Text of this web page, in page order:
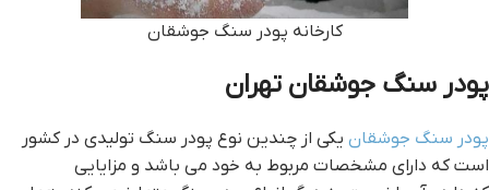
کارخانه پودر سنگ جوشقان
پودر سنگ جوشقان تهران
پودر سنگ جوشقان یکی از چندین نوع پودر سنگ تولیدی در کشور
است که دارای مشخصات مربوط به خود می باشد و مزایایی